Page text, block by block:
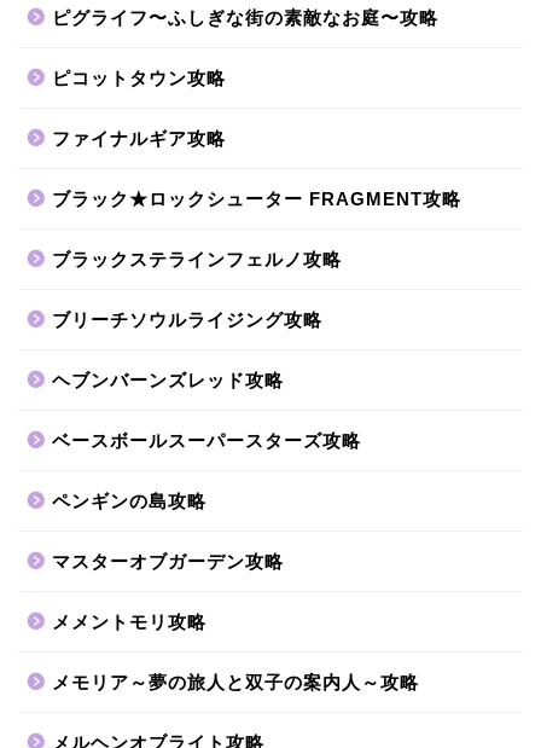
ピグライフ〜ふしぎな街の素敵なお庭〜攻略
ピコットタウン攻略
ファイナルギア攻略
ブラック★ロックシューター FRAGMENT攻略
ブラックステラインフェルノ攻略
ブリーチソウルライジング攻略
ヘブンバーンズレッド攻略
ベースボールスーパースターズ攻略
ペンギンの島攻略
マスターオブガーデン攻略
メメントモリ攻略
メモリア～夢の旅人と双子の案内人～攻略
メルヘンオブライト攻略